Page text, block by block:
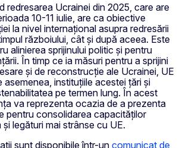
redresarea Ucrainei din 2025, care are
10-11 iulie, are ca obiective
la nivel internațional asupra redresării
războiului, cât și după aceea. Este
alinierea sprijinului politic și pentru
În timp ce ia măsuri pentru a sprijini
și de reconstrucție ale Ucrainei, UE
instituțiile acestei țări și
pe termen lung. În acest
va reprezenta ocazia de a prezenta
pentru consolidarea capacităților
legături mai strânse cu UE.
sunt disponibile într-un comunicat de